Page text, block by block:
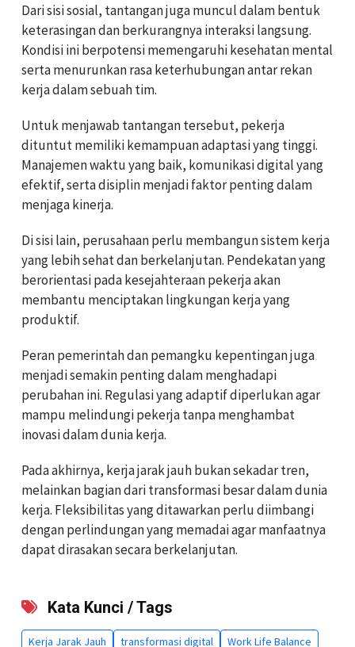
Dari sisi sosial, tantangan juga muncul dalam bentuk
keterasingan dan berkurangnya interaksi langsung.
Kondisi ini berpotensi memengaruhi kesehatan mental
serta menurunkan rasa keterhubungan antar rekan
kerja dalam sebuah tim.
Untuk menjawab tantangan tersebut, pekerja
dituntut memiliki kemampuan adaptasi yang tinggi.
Manajemen waktu yang baik, komunikasi digital yang
efektif, serta disiplin menjadi faktor penting dalam
menjaga kinerja.
Di sisi lain, perusahaan perlu membangun sistem kerja
yang lebih sehat dan berkelanjutan. Pendekatan yang
berorientasi pada kesejahteraan pekerja akan
membantu menciptakan lingkungan kerja yang
produktif.
Peran pemerintah dan pemangku kepentingan juga
menjadi semakin penting dalam menghadapi
perubahan ini. Regulasi yang adaptif diperlukan agar
mampu melindungi pekerja tanpa menghambat
inovasi dalam dunia kerja.
Pada akhirnya, kerja jarak jauh bukan sekadar tren,
melainkan bagian dari transformasi besar dalam dunia
kerja. Fleksibilitas yang ditawarkan perlu diimbangi
dengan perlindungan yang memadai agar manfaatnya
dapat dirasakan secara berkelanjutan.
Kata Kunci / Tags
Kerja Jarak Jauh transformasi digital Work Life Balance